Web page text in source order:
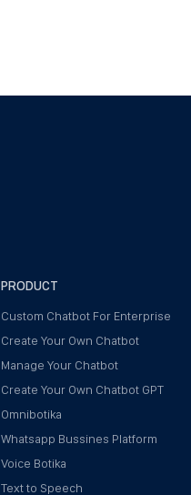
PRODUCT
Custom Chatbot For Enterprise
Create Your Own Chatbot
Manage Your Chatbot
Create Your Own Chatbot GPT
Omnibotika
Whatsapp Bussines Platform
Voice Botika
Text to Speech